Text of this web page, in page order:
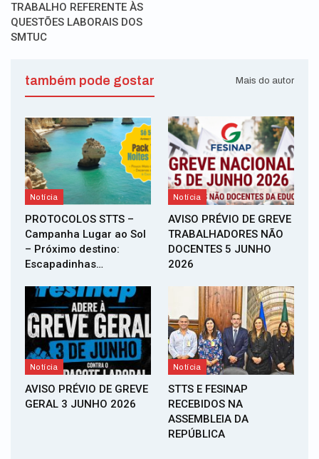
TRABALHO REFERENTE ÀS
QUESTÕES LABORAIS DOS
SMTUC
também pode gostar Mais do autor
Notícia
PROTOCOLOS STTS –
Campanha Lugar ao Sol
– Próximo destino:
Escapadinhas…
Notícia
AVISO PRÉVIO DE GREVE
TRABALHADORES NÃO
DOCENTES 5 JUNHO
2026
Notícia
AVISO PRÉVIO DE GREVE
GERAL 3 JUNHO 2026
Notícia
STTS E FESINAP
RECEBIDOS NA
ASSEMBLEIA DA
REPÚBLICA